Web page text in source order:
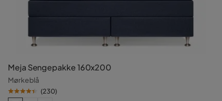
Meja Sengepakke 160x200
Mørkeblå
(230)